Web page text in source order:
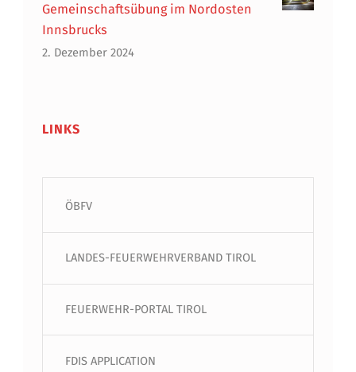
Gemeinschaftsübung im Nordosten
Innsbrucks
2. Dezember 2024
LINKS
ÖBFV
LANDES-FEUERWEHRVERBAND TIROL
FEUERWEHR-PORTAL TIROL
FDIS APPLICATION